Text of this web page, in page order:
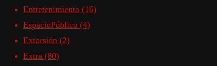
Entretenimiento (16)
EspacioPúblico (4)
Extorsión (2)
Extra (80)